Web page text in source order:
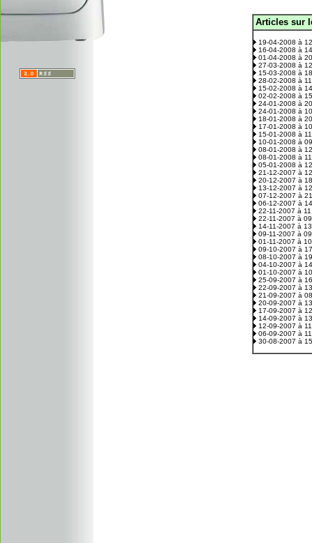
Articles sur
19-04-2008 à
16-04-2008 à
01-04-2008 à
27-03-2008 à
15-03-2008 à
28-02-2008 à
15-02-2008 à
02-02-2008 à
24-01-2008 à
24-01-2008 à
18-01-2008 à
17-01-2008 à
15-01-2008 à
10-01-2008 à
08-01-2008 à
08-01-2008 à
05-01-2008 à
21-12-2007 à
20-12-2007 à
13-12-2007 à
07-12-2007 à
06-12-2007 à
22-11-2007 à
22-11-2007 à
14-11-2007 à
09-11-2007 à
01-11-2007 à
09-10-2007 à
08-10-2007 à
04-10-2007 à
01-10-2007 à
25-09-2007 à
22-09-2007 à
21-09-2007 à
20-09-2007 à
17-09-2007 à
14-09-2007 à
12-09-2007 à
06-09-2007 à
30-08-2007 à